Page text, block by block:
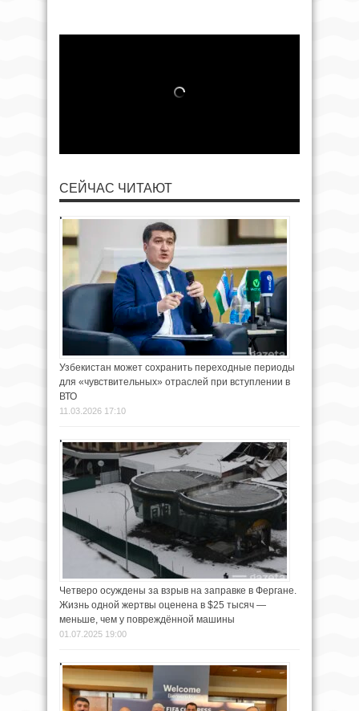
СЕЙЧАС ЧИТАЮТ
Узбекистан может сохранить переходные периоды
для «чувствительных» отраслей при вступлении в
ВТО
11.03.2026 17:10
Четверо осуждены за взрыв на заправке в Фергане.
Жизнь одной жертвы оценена в $25 тысяч —
меньше, чем у повреждённой машины
01.07.2025 19:00